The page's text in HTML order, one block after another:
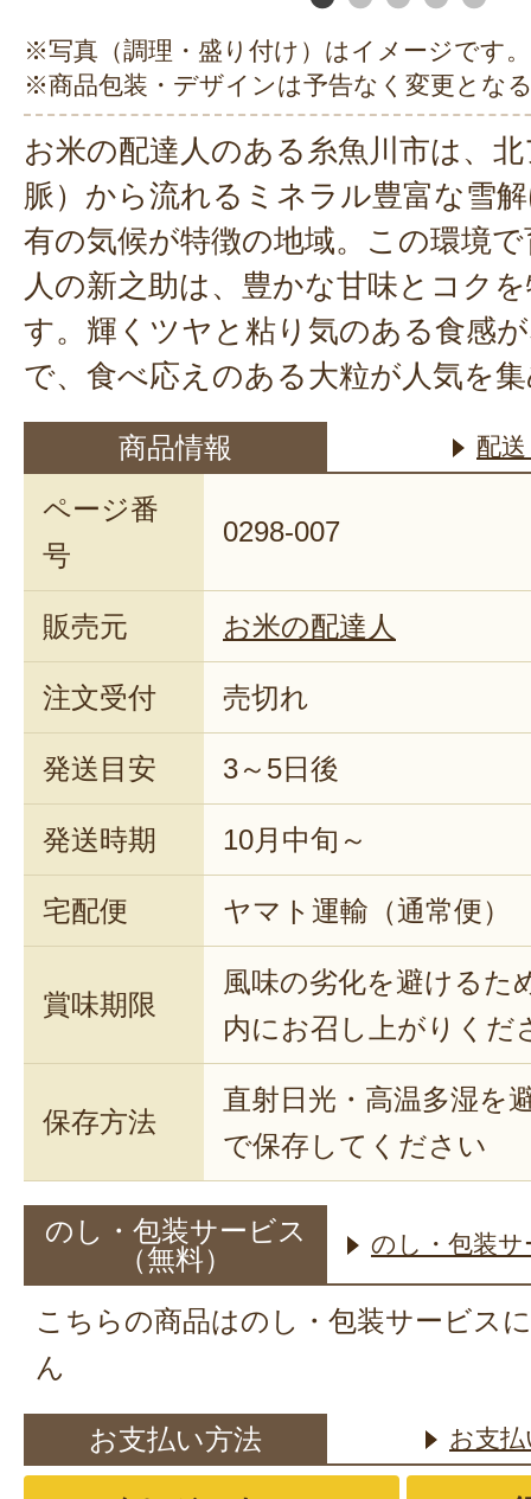
※写真（調理・盛り付け）はイメージです。
※商品包装・デザインは予告なく変更とな
お米の配達人のある糸魚川市は、
脈）から流れるミネラル豊富な雪
有の気候が特徴の地域。この環境
人の新之助は、豊かな甘味とコク
す。輝くツヤと粘り気のある食感
で、食べ応えのある大粒が人気を
商品情報 配
ページ番
号
0298-007
販売元 お米の配達人
注文受付 売切れ
発送目安 3～5日後
発送時期 10月中旬～
宅配便 ヤマト運輸（通常便）
賞味期限
風味の劣化を避けるた
内にお召し上がりくだ
保存方法
直射日光・高温多湿を
で保存してください
のし・包装サービス
（無料）
のし・包装
こちらの商品はのし・包装サービス
ん
お支払い方法 お支